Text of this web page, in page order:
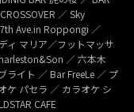
／ Sky
Ave.in Roppongi ／
ィ マリア／フットマッサ
／ 六本木
ライト ／ Bar FreeLe ／ プ
ケ パセラ ／ カラオケ シ
CAFE